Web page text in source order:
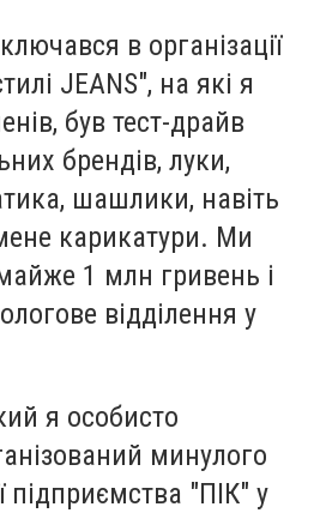
в організації
JEANS", на які я
був тест-драйв
брендів, луки,
шашлики, навіть
карикатури. Ми
1 млн гривень і
відділення у
я особисто
минулого
підприємства "ПІК" у